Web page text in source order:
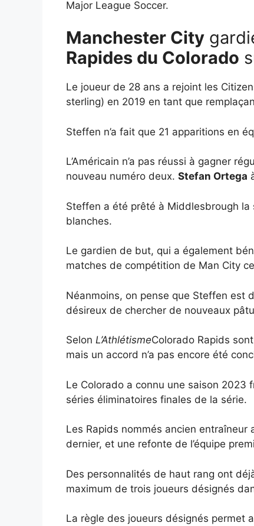
Major League Soccer.
Manchester City
Rapides du Colorado
Le joueur de 28 ans a rejoint les
sterling) en 2019 en tant que
Steffen n’a fait que 21 apparitions en
L’Américain n’a pas réussi à gagner
nouveau numéro deux. Stefan Ortega
Steffen a été prêté à Middlesbrough
blanches.
Le gardien de but, qui a également
matches de compétition de Man City
Néanmoins, on pense que Steffen est
désireux de chercher de nouveaux
Selon L’AthlétismeColorado Rapids
mais un accord n’a pas encore été
Le Colorado a connu une saison 2023
séries éliminatoires finales de la série.
Les Rapids nommés ancien
dernier, et une refonte de l’équipe
Des personnalités de haut rang ont
maximum de trois joueurs désignés
La règle des joueurs désignés permet